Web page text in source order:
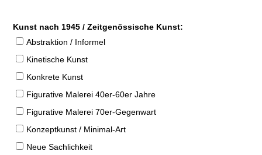
Kunst nach 1945 / Zeitgenössische Kunst:
Abstraktion / Informel
Kinetische Kunst
Konkrete Kunst
Figurative Malerei 40er-60er Jahre
Figurative Malerei 70er-Gegenwart
Konzeptkunst / Minimal-Art
Neue Sachlichkeit